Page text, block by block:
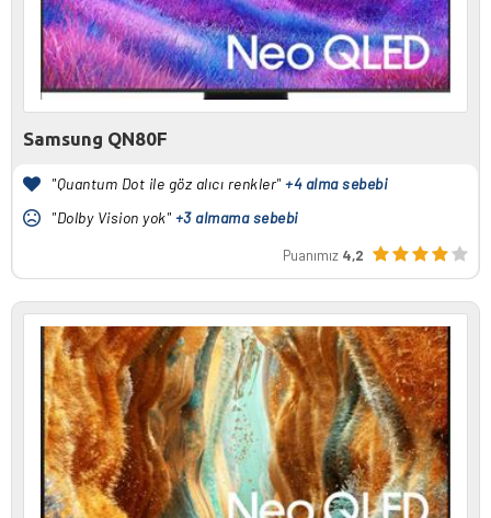
Samsung QN80F
"Quantum Dot ile göz alıcı renkler" +4 alma sebebi
"Dolby Vision yok" +3 almama sebebi
Puanımız 4,2